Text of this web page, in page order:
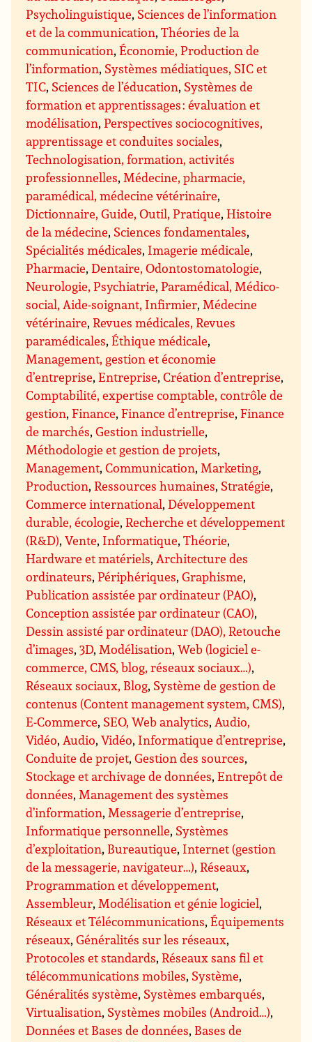
Psycholinguistique, Sciences de l’information
et de la communication,Théories de la
communication,Économie, Production de
l’information, Systèmes médiatiques, SIC et
TIC, Sciences de l’éducation, Systèmes de
formation et apprentissages : évaluation et
modélisation,Perspectives sociocognitives,
apprentissage et conduites sociales,
Technologisation, formation, activités
professionnelles, Médecine, pharmacie,
paramédical, médecine vétérinaire,
Dictionnaire, Guide, Outil, Pratique,Histoire
de la médecine, Sciences fondamentales,
Spécialités médicales, Imagerie médicale,
Pharmacie,Dentaire, Odontostomatologie,
Neurologie, Psychiatrie,Paramédical, Médico-
social, Aide-soignant, Infirmier, Médecine
vétérinaire,Revues médicales, Revues
paramédicales,Éthique médicale,
Management, gestion et économie
d’entreprise,Entreprise,Création d’entreprise,
Comptabilité, expertise comptable, contrôle de
gestion,Finance,Finance d’entreprise,Finance
de marchés,Gestion industrielle,
Méthodologie et gestion de projets,
Management,Communication, Marketing,
Production,Ressources humaines, Stratégie,
Commerce international,Développement
durable, écologie,Recherche et développement
(R&D),Vente, Informatique,Théorie,
Hardware et matériels, Architecture des
ordinateurs,Périphériques,Graphisme,
Publication assistée par ordinateur (PAO),
Conception assistée par ordinateur (CAO),
Dessin assisté par ordinateur (DAO), Retouche
d’images,3D, Modélisation,Web (logiciel e-
commerce, CMS, blog, réseaux sociaux…),
Réseaux sociaux, Blog, Système de gestion de
contenus (Content management system, CMS),
E-Commerce, SEO, Web analytics, Audio,
Vidéo, Audio,Vidéo, Informatique d’entreprise,
Conduite de projet,Gestion des sources,
Stockage et archivage de données,Entrepôt de
données, Management des systèmes
d’information, Messagerie d’entreprise,
Informatique personnelle, Systèmes
d’exploitation, Bureautique, Internet (gestion
de la messagerie, navigateur…),Réseaux,
Programmation et développement,
Assembleur, Modélisation et génie logiciel,
Réseaux et Télécommunications,Équipements
réseaux,Généralités sur les réseaux,
Protocoles et standards,Réseaux sans fil et
télécommunications mobiles, Système,
Généralités système, Systèmes embarqués,
Virtualisation, Systèmes mobiles (Android…),
Données et Bases de données, Bases de